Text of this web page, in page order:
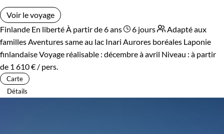
Voir le voyage
Finlande En libertéÀ partir de 6 ans 6 jours
Adapté aux
famillesAventures same au lac Inari Aurores boréales Laponie
finlandaiseVoyage réalisable : décembre à avril Niveau : à partir
de 1 610 € / pers.
Carte
Détails